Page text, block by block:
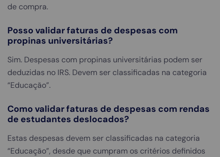
de compra.
Posso validar faturas de despesas com
propinas universitárias?
Sim. Despesas com propinas universitárias podem ser
deduzidas no IRS. Devem ser classificadas na categoria
“Educação”.
Como validar faturas de despesas com rendas
de estudantes deslocados?
Estas despesas devem ser classificadas na categoria
“Educação”, desde que cumpram os critérios definidos